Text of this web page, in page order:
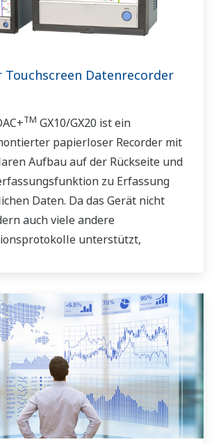
Touchscreen Datenrecorder
TM GX10/GX20 ist ein
papierloser Recorder mit
Aufbau auf der Rückseite und
zu Erfassung
Daten. Da das Gerät nicht
auch viele andere
unterstützt,
Erfüllt FDA 21 CFR Part11 und